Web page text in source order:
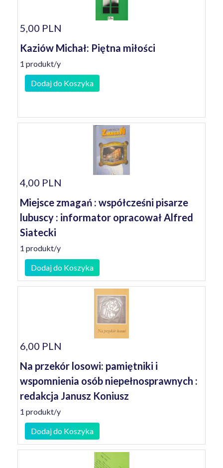
5,00 PLN
Kaziów Michał: Piętna miłości
1 produkt/y
Dodaj do Koszyka
4,00 PLN
Miejsce zmagań : współcześni pisarze
lubuscy : informator opracował Alfred
Siatecki
1 produkt/y
Dodaj do Koszyka
6,00 PLN
Na przekór losowi: pamiętniki i
wspomnienia osób niepełnosprawnych :
redakcja Janusz Koniusz
1 produkt/y
Dodaj do Koszyka